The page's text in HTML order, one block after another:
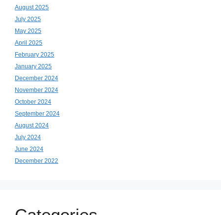
August 2025
July 2025
May 2025
April 2025
February 2025
January 2025
December 2024
November 2024
October 2024
September 2024
August 2024
July 2024
June 2024
December 2022